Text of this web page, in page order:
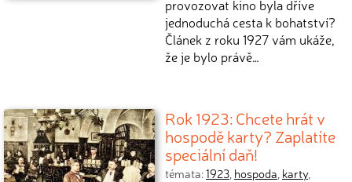
provozovat kino byla dříve
jednoduchá cesta k bohatství?
Článek z roku 1927 vám ukáže,
že je bylo právě…
Rok 1923: Chcete hrát v
hospodě karty? Zaplatíte
speciální daň!
témata:1923, hospoda, karty,